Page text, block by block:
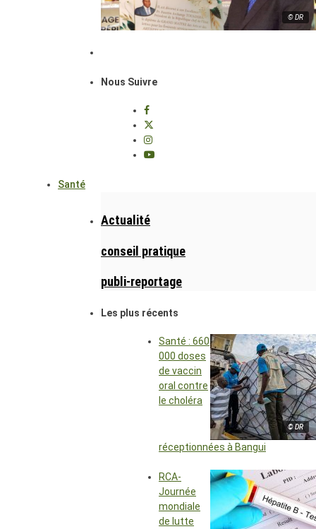
© DR
Nous Suivre
Santé
Actualité
conseil pratique
publi-reportage
Les plus récents
© DR
Santé : 660
000 doses
de vaccin
oral contre
le choléra
réceptionnées à Bangui
RCA-
Journée
mondiale
de lutte